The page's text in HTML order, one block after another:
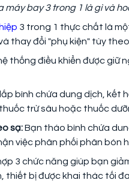
máy bay 3 trong 1 là gì và
3 trong 1 thực chất là
thay đổi "phụ kiện" tùy
thống điều khiển được giữ
bình chứa dung dịch, kết
trừ sâu hoặc thuốc
sạ:Bạn tháo bình chứa
việc phân phối phân bón
3 chức năng giúp bạn
thiết bị được khai thác tối